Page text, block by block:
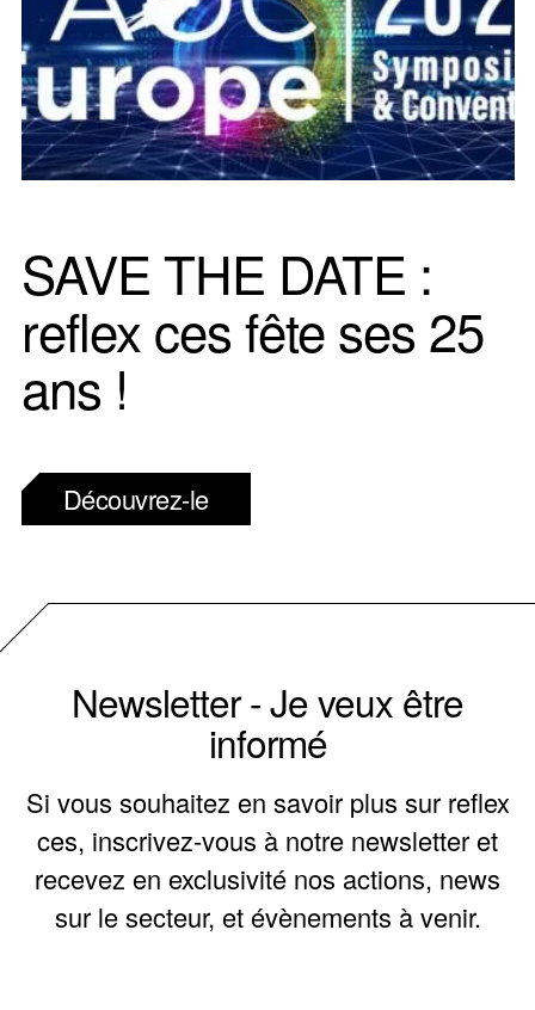
SAVE THE DATE :
reflex ces fête ses 25
ans !
Découvrez-le
Newsletter - Je veux être
informé
Si vous souhaitez en savoir plus sur reflex
ces, inscrivez-vous à notre newsletter et
recevez en exclusivité nos actions, news
sur le secteur, et évènements à venir.